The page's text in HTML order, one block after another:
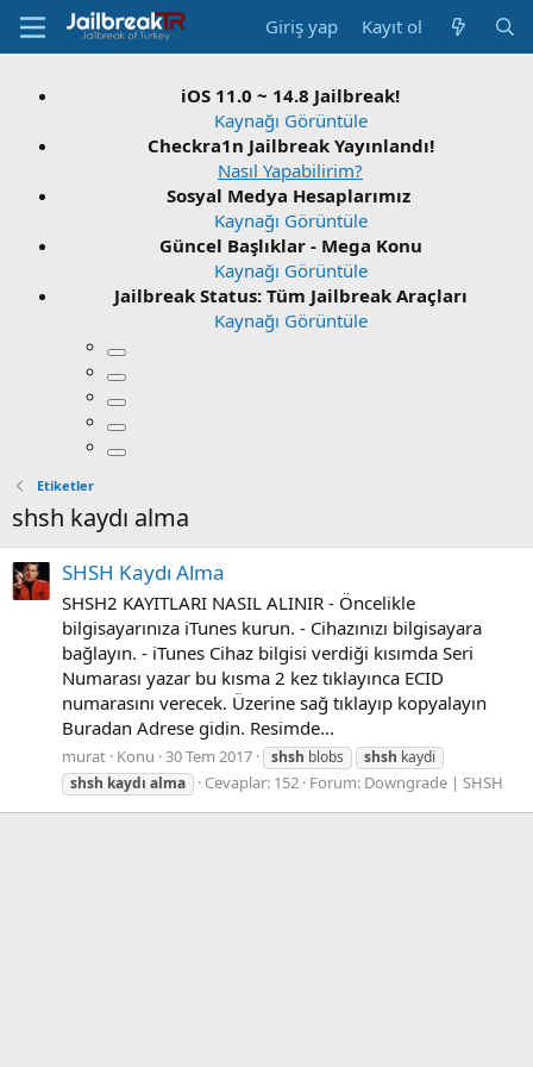
Giriş yap Kayıt ol
iOS 11.0 ~ 14.8 Jailbreak!
Kaynağı Görüntüle
Checkra1n Jailbreak Yayınlandı!
Nasıl Yapabilirim?
Sosyal Medya Hesaplarımız
Kaynağı Görüntüle
Güncel Başlıklar - Mega Konu
Kaynağı Görüntüle
Jailbreak Status: Tüm Jailbreak Araçları
Kaynağı Görüntüle
Etiketler
shsh kaydı alma
SHSH Kaydı Alma
SHSH2 KAYITLARI NASIL ALINIR - Öncelikle
bilgisayarınıza iTunes kurun. - Cihazınızı bilgisayara
bağlayın. - iTunes Cihaz bilgisi verdiği kısımda Seri
Numarası yazar bu kısma 2 kez tıklayınca ECID
numarasını verecek. Üzerine sağ tıklayıp kopyalayın
Buradan Adrese gidin. Resimde...
murat Konu 30 Tem 2017 shsh blobs shsh kaydi
shsh kaydı alma Cevaplar: 152 Forum: Downgrade | SHSH